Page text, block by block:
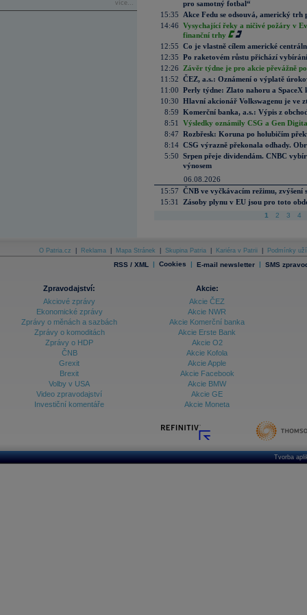
více...
pro samotný fotbal“
15:35
Akce Fedu se odsouvá, americký
14:46 Vysychající řeky a ničivé požáry v
finanční trhy
12:55 Co je vlastně cílem americké
12:35 Po raketovém růstu přichází
12:26
Závěr týdne je pro akcie převážně
11:52 ČEZ, a.s.: Oznámení o výplatě
11:00 Perly týdne: Zlato nahoru a SpaceX
10:30 Hlavní akcionář Volkswagenu je ve
8:59 Komerční banka, a.s.: Výpis z
8:51
Výsledky oznámily CSG a Gen
8:47 Rozbřesk: Koruna po holubičím
8:14 CSG výrazně překonala odhady.
5:50 Srpen přeje dividendám. CNBC
výnosem
06.08.2026
15:57 ČNB ve vyčkávacím režimu, zvýšení
15:31
Zásoby plynu v EU jsou pro toto
1 2 3 4
O Patria.cz Reklama Mapa Stránek Skupina Patria Kariéra v Patrii Podmínky
RSS / XML | Cookies | E-mail newsletter | SMS
Zpravodajství:
Akciové zprávy
Ekonomické zprávy
Zprávy o měnách a sazbách
Zprávy o komoditách
Zprávy o HDP
ČNB
Grexit
Brexit
Volby v USA
Video zpravodajství
Investiční komentáře
Akcie:
Akcie ČEZ
Akcie NWR
Akcie Komerční banka
Akcie Erste Bank
Akcie O2
Akcie Kofola
Akcie Apple
Akcie Facebook
Akcie BMW
Akcie GE
Akcie Moneta
Tvorba